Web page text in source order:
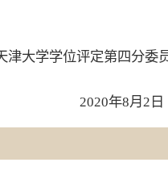
津大学学位评定第四分委
2020年8月 2 日